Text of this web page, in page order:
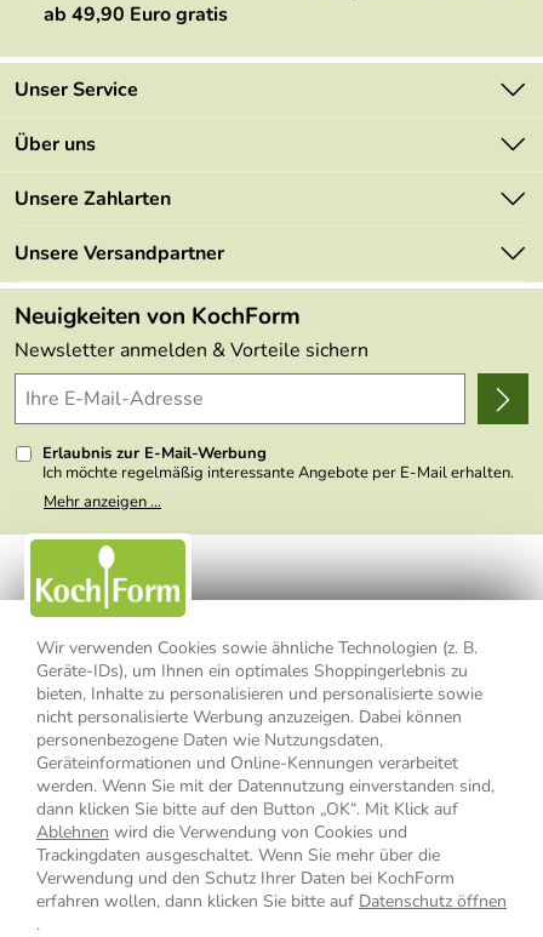
Wir verwenden Cookies sowie ähnliche Technologien (z. B.
Geräte-IDs), um Ihnen ein optimales Shoppingerlebnis zu
bieten, Inhalte zu personalisieren und personalisierte sowie
nicht personalisierte Werbung anzuzeigen. Dabei können
personenbezogene Daten wie Nutzungsdaten,
Geräteinformationen und Online-Kennungen verarbeitet
werden. Wenn Sie mit der Datennutzung einverstanden sind,
dann klicken Sie bitte auf den Button „OK“. Mit Klick auf
Ablehnen wird die Verwendung von Cookies und
Trackingdaten ausgeschaltet. Wenn Sie mehr über die
Verwendung und den Schutz Ihrer Daten bei KochForm
erfahren wollen, dann klicken Sie bitte auf Datenschutz öffnen
.
ab 49,90 Euro gratis
Unser Service
Kontakt
Mehrwertsteuerfrei
Retourenportal
FAQs
Lieferbedingungen
Delivery Terms
Kundenlogin
Über uns
Marken
Angebote
Made in Germany
Themen
Wir über uns
Presse
Unsere Zahlarten
Unsere Versandpartner
Neuigkeiten von KochForm
Newsletter anmelden & Vorteile sichern
Erlaubnis zur E-Mail-Werbung
Ich möchte regelmäßig interessante Angebote per E-Mail erhalten.
Meine E-Mail-Adresse wird nicht an andere Unternehmen
weitergegeben. Zu statistischen Zwecken wird in anonymer Form
nicht erkennbar, welche konkrete Person geklickt hat. Diese
Einwilligung zur Nutzung meiner E-Mail- Adresse für Werbezwecke
kann ich jederzeit mit Wirkung für die Zukunft widerrufen, indem ich
den Link "Abmelden" am Ende des Newsletters anklicke oder die
Option Newsletter im Mitgliederbereich deaktiviere. Die
Datenschutzerklärung
habe ich zur Kenntnis genommen.
Mehr anzeigen ...
Impressum Datenschutzerklärung
AGB
Widerrufsbelehrung
Widerrufsformular
Vertrag widerrufen
* Alle Preisangaben inkl. MwSt., bis 49,90 € Bestellwert zzgl.
Versandkosten, ab 49,90 € Bestellwert inkl.Versandkosteninnerhalb